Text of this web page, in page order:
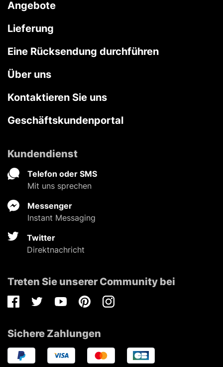
Angebote
Lieferung
Eine Rücksendung durchführen
Über uns
Kontaktieren Sie uns
Geschäftskundenportal
Kundendienst
Telefon oder SMS
Mit uns sprechen
Messenger
Instant Messaging
Twitter
Direktnachricht
Treten Sie unserer Community bei
FacebookTwitterYoutubePinterestInstagram
Sichere Zahlungen